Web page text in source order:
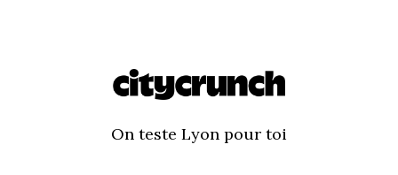
On teste Lyon pour toi